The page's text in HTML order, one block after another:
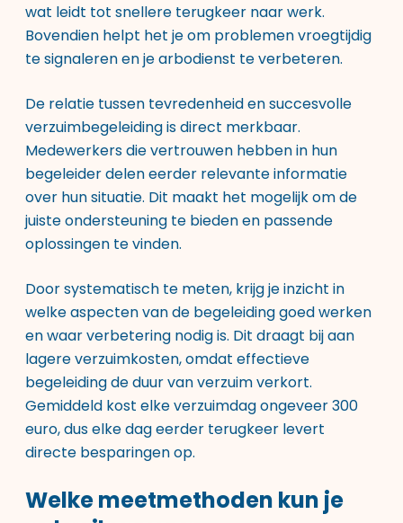
wat leidt tot snellere terugkeer naar werk.
Bovendien helpt het je om problemen vroegtijdig
te signaleren en je arbodienst te verbeteren.
De relatie tussen tevredenheid en succesvolle
verzuimbegeleiding is direct merkbaar.
Medewerkers die vertrouwen hebben in hun
begeleider delen eerder relevante informatie
over hun situatie. Dit maakt het mogelijk om de
juiste ondersteuning te bieden en passende
oplossingen te vinden.
Door systematisch te meten, krijg je inzicht in
welke aspecten van de begeleiding goed werken
en waar verbetering nodig is. Dit draagt bij aan
lagere verzuimkosten, omdat effectieve
begeleiding de duur van verzuim verkort.
Gemiddeld kost elke verzuimdag ongeveer 300
euro, dus elke dag eerder terugkeer levert
directe besparingen op.
Welke meetmethoden kun je